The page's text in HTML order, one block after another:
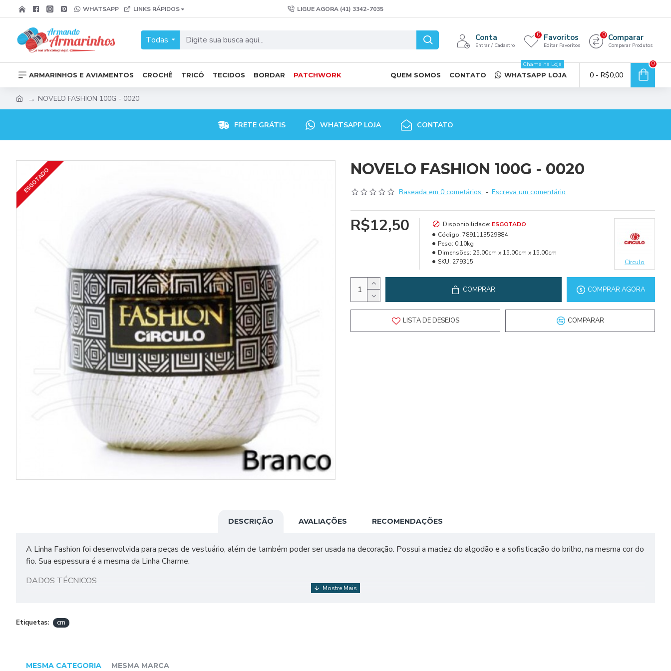
WHATSAPP LINKS RÁPIDOS LIGUE AGORA (41) 3342-7035
Todas Conta
Entrar / Cadastro
Favoritos
Editar Favoritos
0 Comparar
Comparar Produtos
0
ARMARINHOS E AVIAMENTOS CROCHÊ TRICÔ TECIDOS BORDAR PATCHWORK QUEM SOMOS CONTATO WHATSAPP LOJA
Chame na Loja
0 - R$0,00
0
NOVELO FASHION 100G - 0020
FRETE GRÁTIS WHATSAPP LOJA CONTATO
ESGOTADO NOVELO FASHION 100G - 0020
Baseada em 0 cometários. - Escreva um comentário
R$12,50 Disponibilidade: ESGOTADO
Código: 7891113529884
Peso: 0.10kg
Dimensões: 25.00cm x 15.00cm x 15.00cm
SKU: 279315 Círculo
COMPRAR COMPRAR AGORA
LISTA DE DESEJOS COMPARAR
DESCRIÇÃO AVALIAÇÕES RECOMENDAÇÕES
A Linha Fashion foi desenvolvida para peças de vestuário, além de também poder ser usada na decoração. Possui a maciez do algodão e a sofisticação do brilho, na mesma cor do
fio. Sua espessura é a mesma da Linha Charme.
DADOS TÉCNICOS
Tex: 324
Etiquetas: cm
MESMA CATEGORIA MESMA MARCA